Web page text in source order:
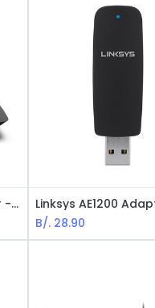
Linksys E5350 WiFi Router - AC1000 / DUAL BAND
B/. 28.90